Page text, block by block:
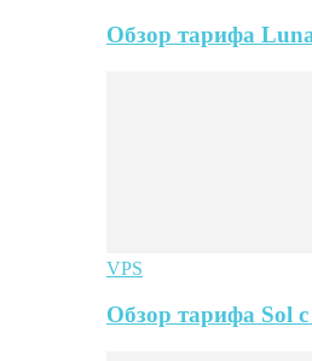
Обзор тарифа
VPS
Обзор тарифа Sol